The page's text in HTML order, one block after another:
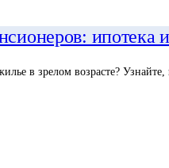
ипотека
в зрелом возрасте?